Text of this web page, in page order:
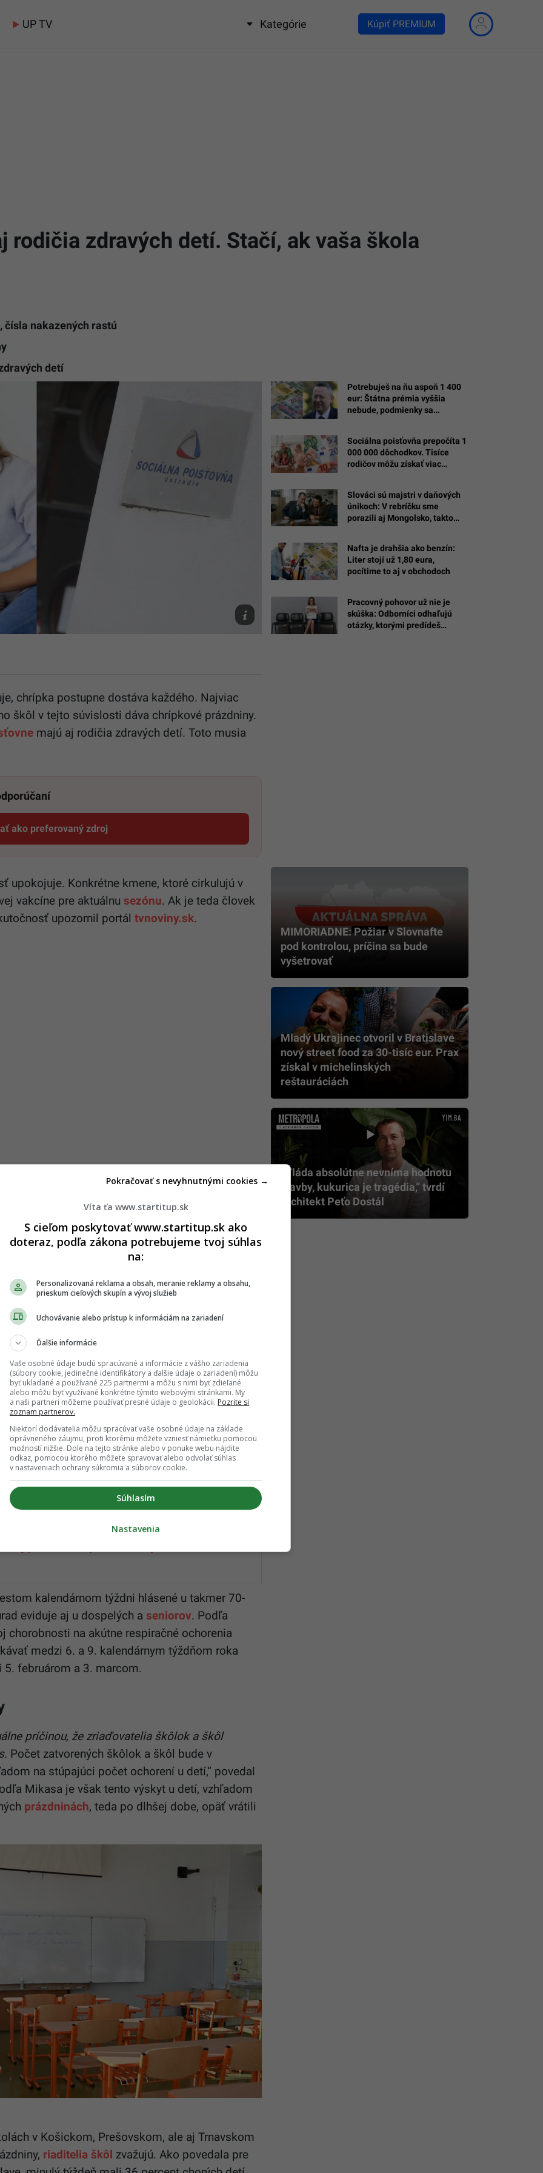
UP TV Kategórie Kúpiť PREMIUM
rodičia zdravých detí. Stačí, ak vaša škola
čísla nakazených rastú
detí
TASR/Martin
Baumann
chrípka postupne dostáva každého. Najviac
škôl v tejto súvislosti dáva chrípkové prázdniny.
majú aj rodičia zdravých detí. Toto musia
ako preferovaný zdroj
Startitup, odkaz sa otvorí v novom okne
upokojuje. Konkrétne kmene, ktoré cirkulujú v
vakcíne pre aktuálnu sezónu. Ak je teda človek
upozornil portál tvnoviny.sk.
teraz
bežný, no aj takzákerný vírus. S chorobou v
a napokon deti. Práve to môže byť
a školského veku. Po preliečení rodičia
A kolobeh pokračuje. Úrad verejného
minulým rokom je chrípkou zasiahnutých
bolo v šiestom kalendárnom týždni 2024
539,5 z 100 000), čo predstavuje 19,4 % z
ochorení. V porovnaní s
o 9,7 %,“
je zaznamenaná v Trnavskom kraji,
je vo vekovej skupinedetíod nula do 5
trpí vzácnym ochorením, puchnú im časti
prináša nový druh liečby
kalendárnom týždni hlásené u takmer 70-
eviduje aj u dospelých a seniorov. Podľa
chorobnosti na akútne respiračné ochorenia
medzi 6. a 9. kalendárnym týždňom roka
februárom a 3. marcom.
príčinou, že zriaďovatelia škôlok a škôl
Počet zatvorených škôlok a škôl bude v
na stúpajúci počet ochorení u detí,“ povedal
Mikasa je však tento výskyt u detí, vzhľadom
prázdninách, teda po dlhšej dobe, opäť vrátili
v Košickom, Prešovskom, ale aj Trnavskom
riaditelia škôl zvažujú. Ako povedala pre
Potrebuješ na ňu aspoň 1 400
eur: Štátna prémia vyššia
nebude, podmienky sa
Sociálna poisťovňa prepočíta 1
000 000 dôchodkov. Tisíce
rodičov môžu získať viac
Slováci sú majstri v daňových
únikoch: V rebríčku sme
porazili aj Mongolsko, takto
Nafta je drahšia ako benzín:
Liter stojí už 1,80 eura,
pocítime to aj v obchodoch
Pracovný pohovor už nie je
skúška: Odborníci odhaľujú
otázky, ktorými predídeš
MIMORIADNE: Požiar v Slovnafte
pod kontrolou, príčina sa bude
vyšetrovať
Mladý Ukrajinec otvoril v Bratislave
nový street food za 30-tisíc eur. Prax
získal v michelinských
reštauráciách
„Vláda absolútne nevníma hodnotu
stavby, kukurica je tragédia,” tvrdí
architekt Peťo Dostál
Víta ťa www.startitup.sk
S cieľom poskytovať www.startitup.sk ako
doteraz, podľa zákona potrebujeme tvoj súhlas
na:
Personalizovaná reklama a obsah, meranie reklamy a obsahu,
prieskum cieľových skupín a vývoj služieb
Uchovávanie alebo prístup k informáciám na zariadení
Ďalšie informácie
Vaše osobné údaje budú spracúvané a informácie z vášho zariadenia
(súbory cookie, jedinečné identifikátory a ďalšie údaje o zariadení) môžu
byť ukladané a používané 225 partnermi a môžu s nimi byť zdieľané
alebo môžu byť využívané konkrétne týmito webovými stránkami. My
a naši partneri môžeme používať presné údaje o geolokácii. Pozrite si
zoznam partnerov.
Niektorí dodávatelia môžu spracúvať vaše osobné údaje na základe
oprávneného záujmu, proti ktorému môžete vzniesť námietku pomocou
možností nižšie. Dole na tejto stránke alebo v ponuke webu nájdite
odkaz, pomocou ktorého môžete spravovať alebo odvolať súhlas
v nastaveniach ochrany súkromia a súborov cookie.
Súhlasím
Pokračovať s nevyhnutnými cookies →
Nastavenia